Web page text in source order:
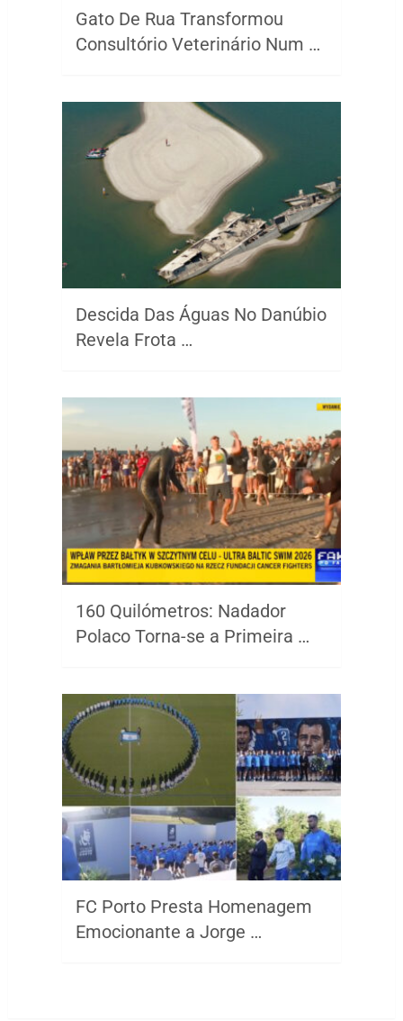
Gato De Rua Transformou
Consultório Veterinário Num …
Descida Das Águas No Danúbio
Revela Frota …
160 Quilómetros: Nadador
Polaco Torna-se a Primeira …
FC Porto Presta Homenagem
Emocionante a Jorge …